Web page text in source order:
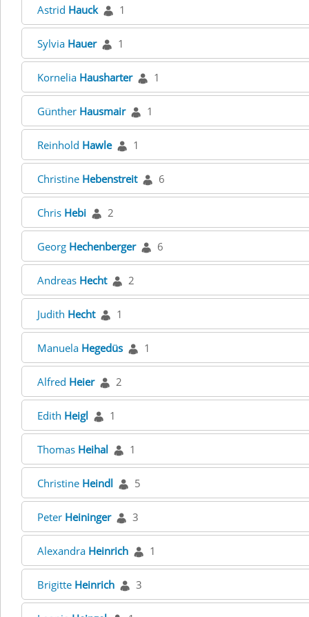
Astrid Hauck 1
Sylvia Hauer 1
Kornelia Hausharter 1
Günther Hausmair 1
Reinhold Hawle 1
Christine Hebenstreit 6
Chris Hebi 2
Georg Hechenberger 6
Andreas Hecht 2
Judith Hecht 1
Manuela Hegedüs 1
Alfred Heier 2
Edith Heigl 1
Thomas Heihal 1
Christine Heindl 5
Peter Heininger 3
Alexandra Heinrich 1
Brigitte Heinrich 3